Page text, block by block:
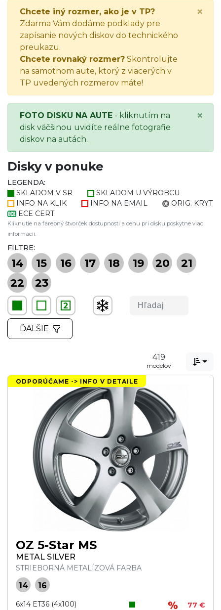
Chcete iný rozmer, ako je v TP?
Zdarma Vám dodáme podklady pre
zapísanie nových diskov do technického
preukazu.
Chcete rovnaký rozmer? Skontrolujte
na samotnom aute, ktorý z viacerých v
TP uvedených rozmerov máte!
×
FOTO DISKU NA AUTE - kliknutím na
disk väčšinou uvidíte reálne fotografie
diskov na autách.
×
Disky v ponuke
LEGENDA:
SKLADOM V SR
SKLADOM U VÝROBCU
INFO NA KLIK
INFO NA EMAIL
ORIG. KRYT
ECE CERT.
Kliknutie na farebný štvorček dostupnosti a cenu pri disku poskytne viac
informácií.
FILTRE:
14 15 16 17 18 19 20
21
22
23
2
ĎALŠIE
419
modelov 
ODPORÚČAME -> INFO V DETAILE
OZ 5-Star MS
METAL SILVER
STRIEBORNÁ METALÍZOVÁ FARBA
14 16
6x14 ET36 (4x100)
77 €